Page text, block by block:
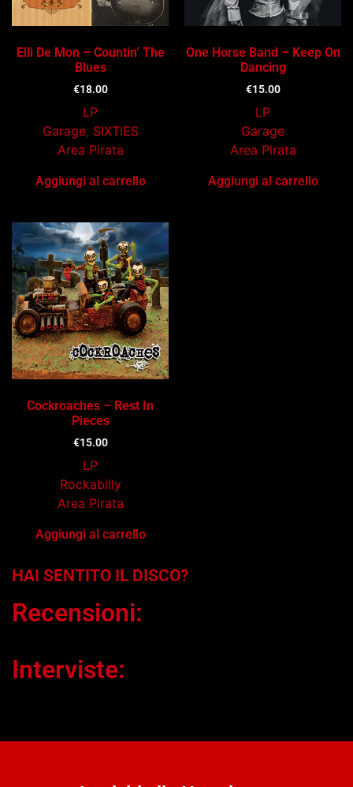
Elli De Mon – Countin’ The
Blues
€18.00
LP
Garage, SIXTIES
Area Pirata
Aggiungi al carrello
One Horse Band – Keep On
Dancing
€15.00
LP
Garage
Area Pirata
Aggiungi al carrello
Cockroaches – Rest In
Pieces
€15.00
LP
Rockabilly
Area Pirata
Aggiungi al carrello
HAI SENTITO IL DISCO?
Recensioni:
Interviste: